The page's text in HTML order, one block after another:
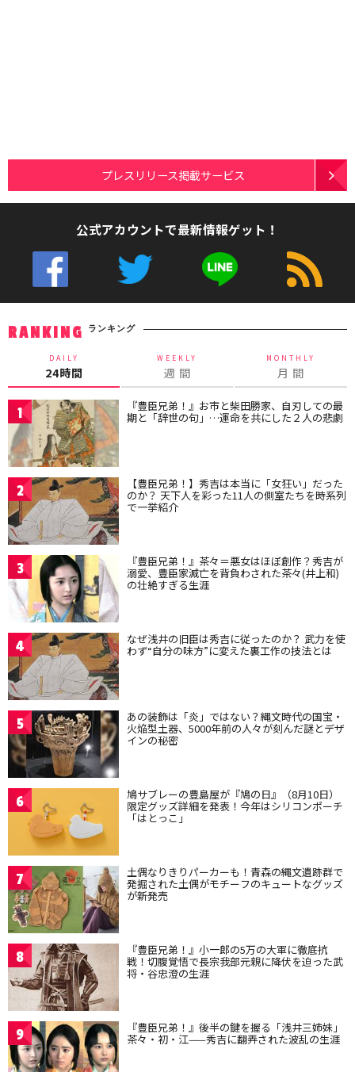
プレスリリース掲載サービス
公式アカウントで最新情報ゲット！
RANKING ランキング
DAILY
24時間
WEEKLY
週 間
MONTHLY
月 間
1 『豊臣兄弟！』お市と柴田勝家、自刃しての最
期と「辞世の句」…運命を共にした２人の悲劇
2 【豊臣兄弟！】秀吉は本当に「女狂い」だった
のか？ 天下人を彩った11人の側室たちを時系列
で一挙紹介
3 『豊臣兄弟！』茶々＝悪女はほぼ創作？秀吉が
溺愛、豊臣家滅亡を背負わされた茶々(井上和)
の壮絶すぎる生涯
4 なぜ浅井の旧臣は秀吉に従ったのか？ 武力を使
わず“自分の味方”に変えた裏工作の技法とは
5 あの装飾は「炎」ではない？縄文時代の国宝・
火焔型土器、5000年前の人々が刻んだ謎とデザ
インの秘密
6 鳩サブレーの豊島屋が『鳩の日』（8月10日）
限定グッズ詳細を発表！今年はシリコンポーチ
「はとっこ」
7 土偶なりきりパーカーも！青森の縄文遺跡群で
発掘された土偶がモチーフのキュートなグッズ
が新発売
8 『豊臣兄弟！』小一郎の5万の大軍に徹底抗
戦！切腹覚悟で長宗我部元親に降伏を迫った武
将・谷忠澄の生涯
9 『豊臣兄弟！』後半の鍵を握る「浅井三姉妹」
茶々・初・江——秀吉に翻弄された波乱の生涯